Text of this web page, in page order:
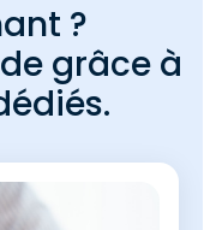
?
grâce à